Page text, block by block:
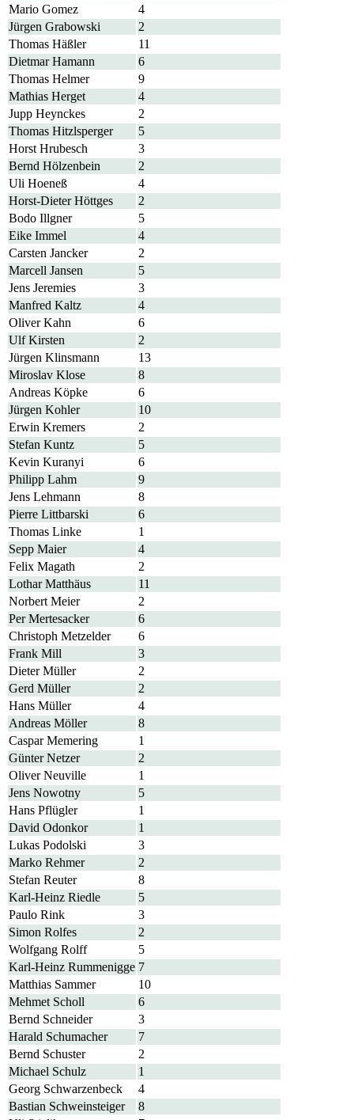
Mario Gomez
4
Jürgen Grabowski
2
Thomas Häßler
11
Dietmar Hamann
6
Thomas Helmer
9
Mathias Herget
4
Jupp Heynckes
2
Thomas Hitzlsperger
5
Horst Hrubesch
3
Bernd Hölzenbein
2
Uli Hoeneß
4
Horst-Dieter Höttges
2
Bodo Illgner
5
Eike Immel
4
Carsten Jancker
2
Marcell Jansen
5
Jens Jeremies
3
Manfred Kaltz
4
Oliver Kahn
6
Ulf Kirsten
2
Jürgen Klinsmann
13
Miroslav Klose
8
Andreas Köpke
6
Jürgen Kohler
10
Erwin Kremers
2
Stefan Kuntz
5
Kevin Kuranyi
6
Philipp Lahm
9
Jens Lehmann
8
Pierre Littbarski
6
Thomas Linke
1
Sepp Maier
4
Felix Magath
2
Lothar Matthäus
11
Norbert Meier
2
Per Mertesacker
6
Christoph Metzelder
6
Frank Mill
3
Dieter Müller
2
Gerd Müller
2
Hans Müller
4
Andreas Möller
8
Caspar Memering
1
Günter Netzer
2
Oliver Neuville
1
Jens Nowotny
5
Hans Pflügler
1
David Odonkor
1
Lukas Podolski
3
Marko Rehmer
2
Stefan Reuter
8
Karl-Heinz Riedle
5
Paulo Rink
3
Simon Rolfes
2
Wolfgang Rolff
5
Karl-Heinz Rummenigge 7
Matthias Sammer
10
Mehmet Scholl
6
Bernd Schneider
3
Harald Schumacher
7
Bernd Schuster
2
Michael Schulz
1
Georg Schwarzenbeck
4
Bastian Schweinsteiger
8